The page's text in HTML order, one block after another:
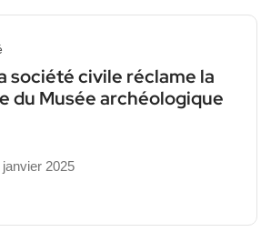
société civile réclame la
du Musée archéologique
janvier 2025